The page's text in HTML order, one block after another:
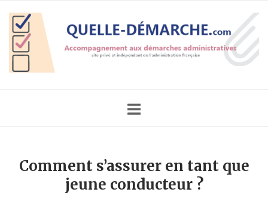
content
Home
Comment s’assurer en tant que
jeune conducteur ?